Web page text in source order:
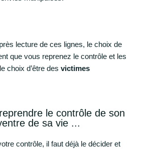
lecture de ces lignes, le choix de
que vous reprenez le contrôle et les
choix d’être des victimes
le contrôle de son
de sa vie ...
contrôle, il faut déjà le décider et